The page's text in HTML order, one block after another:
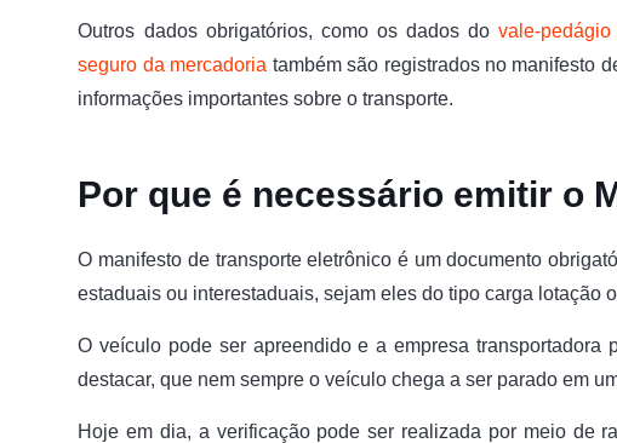
Outros dados obrigatórios, como os dados do vale-
seguro da mercadoria também são registrados no manifesto
informações importantes sobre o transporte.
Por que é necessário emitir o
O manifesto de transporte eletrônico é um documento
estaduais ou interestaduais, sejam eles do tipo carga lotação
O veículo pode ser apreendido e a empresa
destacar, que nem sempre o veículo chega a ser parado em
Hoje em dia, a verificação pode ser realizada por meio de